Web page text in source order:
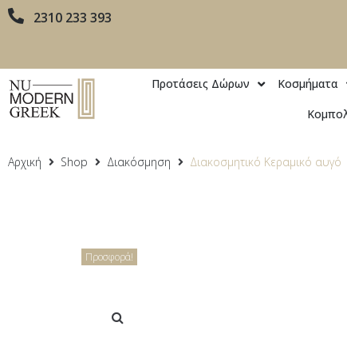
2310 233 393
Προτάσεις Δώρων Κοσμήματα
Αρχική Shop Διακόσμηση Διακοσμητικό Κεραμικό αυγό
Προσφορά!